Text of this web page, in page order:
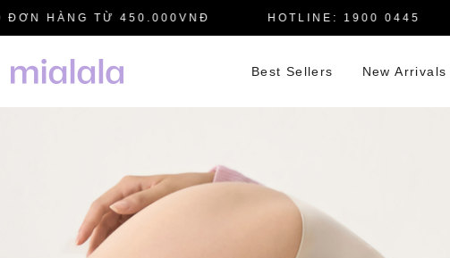
HÀNG TỪ 450.000VNĐ HOTLINE: 1900 0445
Best Sellers New Arrivals